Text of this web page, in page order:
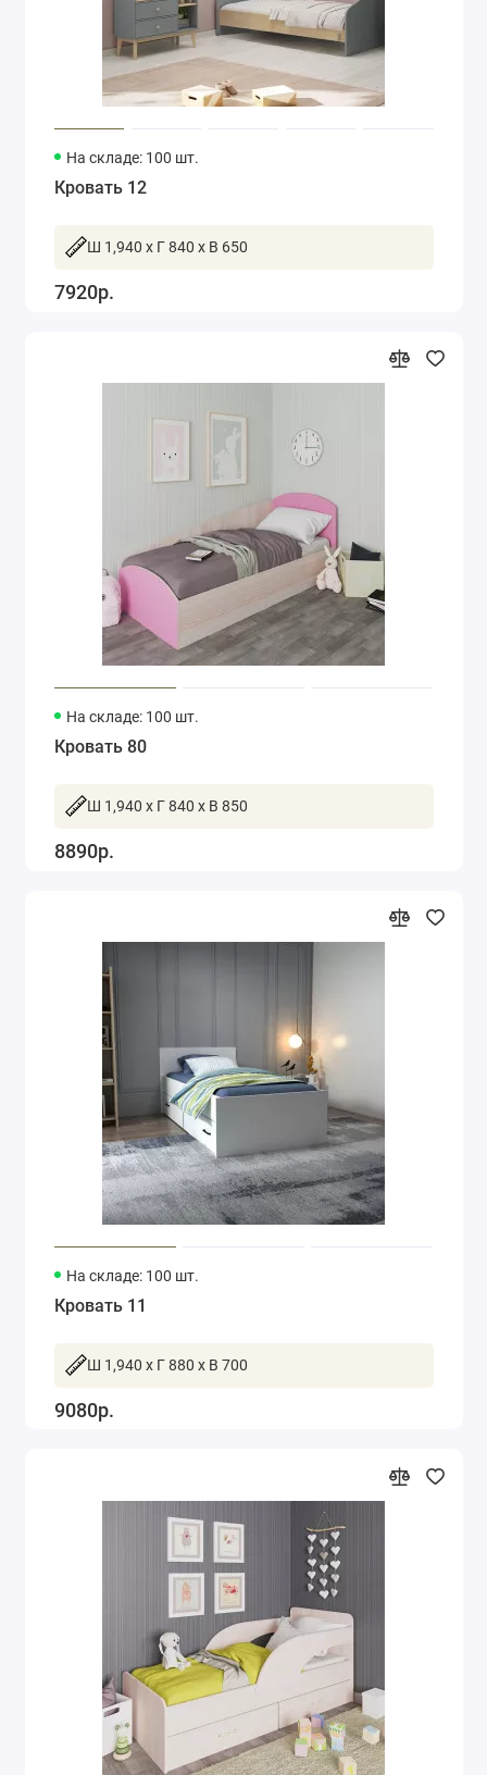
На складе: 100 шт.
Кровать 12
Ш 1,940 x Г 840 x В 650
7920р.
На складе: 100 шт.
Кровать 80
Ш 1,940 x Г 840 x В 850
8890р.
На складе: 100 шт.
Кровать 11
Ш 1,940 x Г 880 x В 700
9080р.